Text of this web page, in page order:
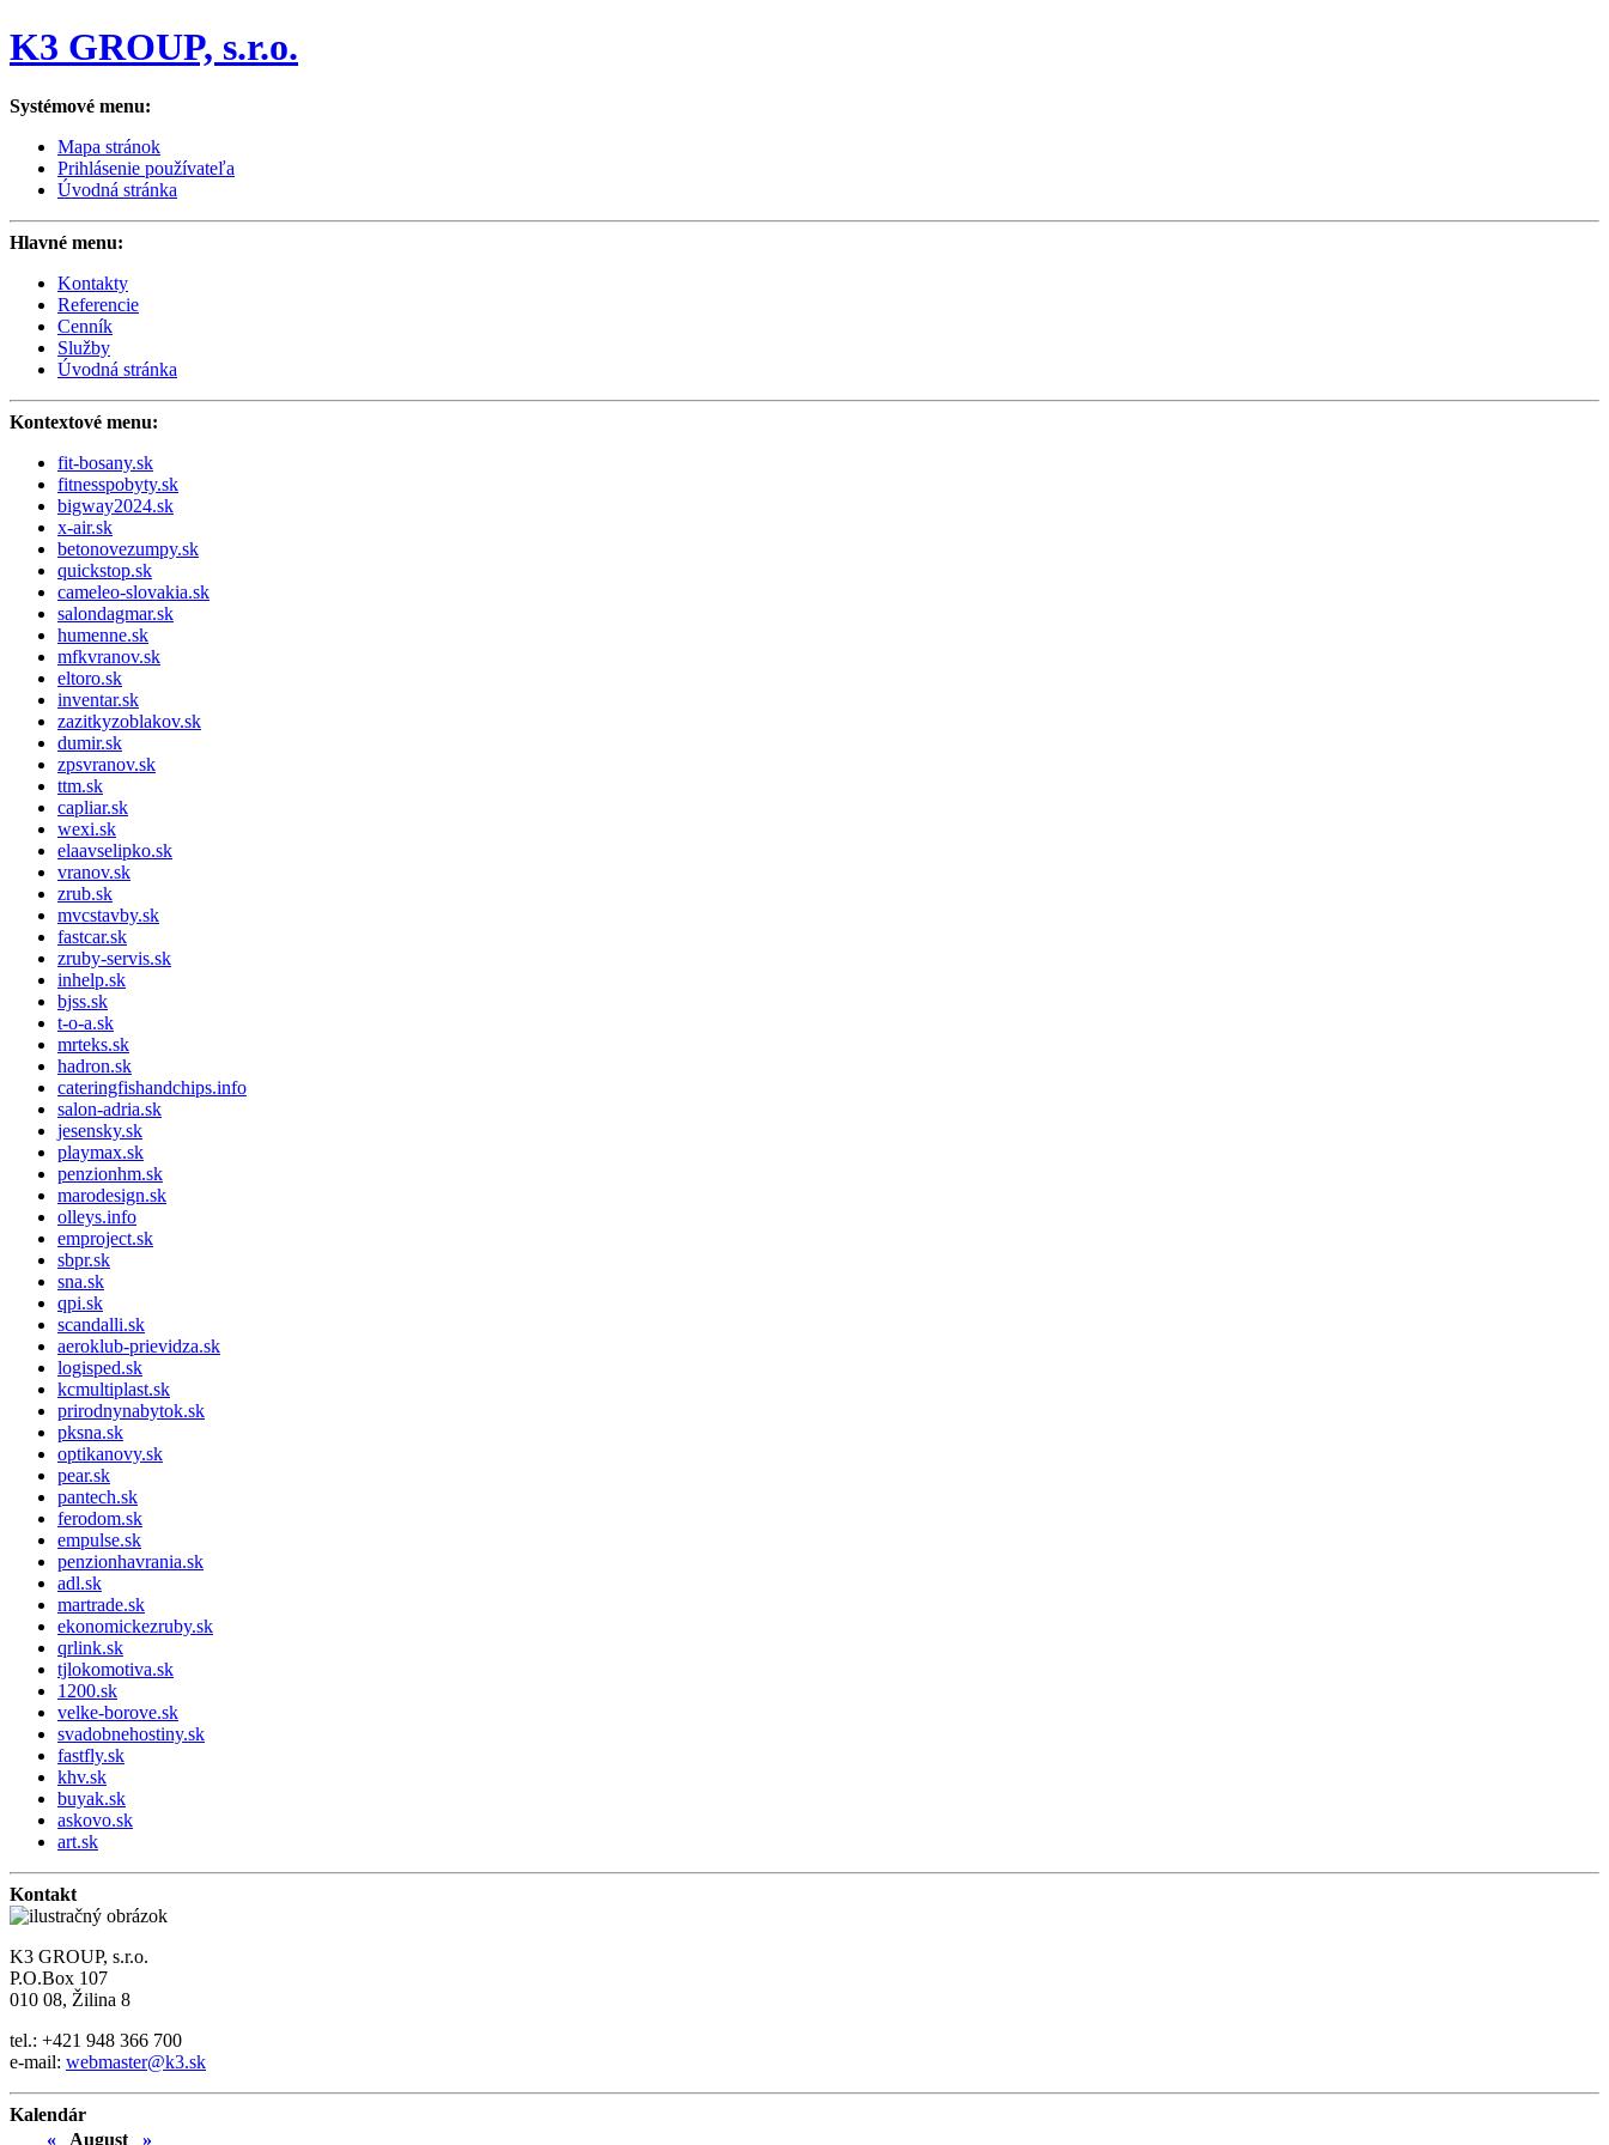
K3 GROUP, s.r.o.
Systémové menu:
Mapa stránok
Prihlásenie používateľa
Úvodná stránka
Hlavné menu:
Kontakty
Referencie
Cenník
Služby
Úvodná stránka
Kontextové menu:
fit-bosany.sk
fitnesspobyty.sk
bigway2024.sk
x-air.sk
betonovezumpy.sk
quickstop.sk
cameleo-slovakia.sk
salondagmar.sk
humenne.sk
mfkvranov.sk
eltoro.sk
inventar.sk
zazitkyzoblakov.sk
dumir.sk
zpsvranov.sk
ttm.sk
capliar.sk
wexi.sk
elaavselipko.sk
vranov.sk
zrub.sk
mvcstavby.sk
fastcar.sk
zruby-servis.sk
inhelp.sk
bjss.sk
t-o-a.sk
mrteks.sk
hadron.sk
cateringfishandchips.info
salon-adria.sk
jesensky.sk
playmax.sk
penzionhm.sk
marodesign.sk
olleys.info
emproject.sk
sbpr.sk
sna.sk
qpi.sk
scandalli.sk
aeroklub-prievidza.sk
logisped.sk
kcmultiplast.sk
prirodnynabytok.sk
pksna.sk
optikanovy.sk
pear.sk
pantech.sk
ferodom.sk
empulse.sk
penzionhavrania.sk
adl.sk
martrade.sk
ekonomickezruby.sk
qrlink.sk
tjlokomotiva.sk
1200.sk
velke-borove.sk
svadobnehostiny.sk
fastfly.sk
khv.sk
buyak.sk
askovo.sk
art.sk
Kontakt
K3 GROUP, s.r.o.
P.O.Box 107
010 08, Žilina 8
tel.: +421 948 366 700
e-mail: webmaster@k3.sk
Kalendár
«
August
»